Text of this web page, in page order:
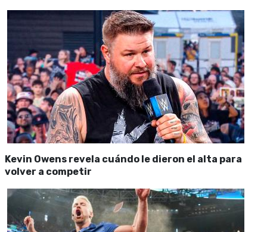
Kevin Owens revela cuándo le dieron el alta para
volver a competir